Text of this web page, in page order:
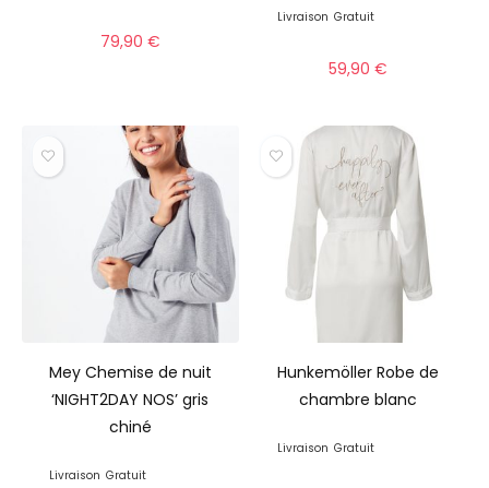
79,90 €
Livraison Gratuit
59,90€
Mey Chemise de nuit
‘NIGHT2DAY NOS’ gris
chiné
Livraison Gratuit
Hunkemöller Robe de
chambre blanc
Livraison Gratuit